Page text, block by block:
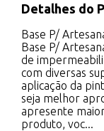
Detalhes do
Base P/
Base P/
de
com diversas
aplicação da
seja melhor
apresente
produto, voc...